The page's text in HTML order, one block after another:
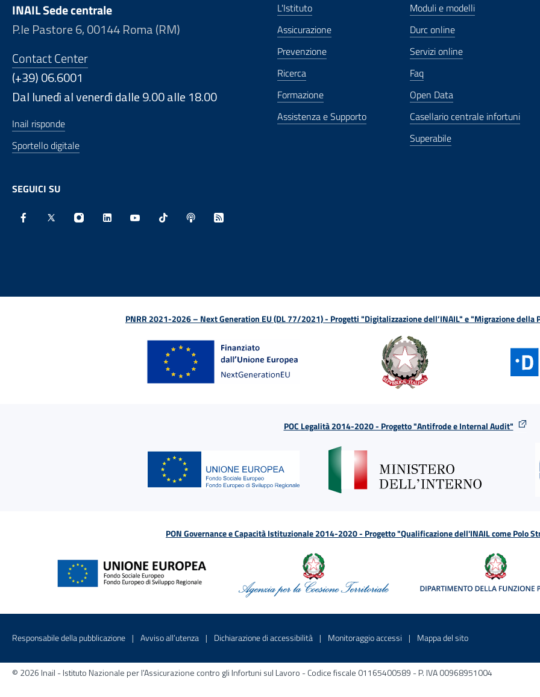
INAIL Sede centrale
P.le Pastore 6, 00144 Roma (RM)
Contact Center
(+39) 06.6001
Dal lunedì al venerdì dalle 9.00 alle 18.00
Inail risponde
Sportello digitale
SEGUICI SU
L'Istituto
Assicurazione
Prevenzione
Ricerca
Formazione
Assistenza e Supporto
Moduli e modelli
Durc online
Servizi online
Faq
Open Data
Casellario centrale infortuni
Superabile
PNRR 2021-2026 – Next Generation EU (DL 77/2021) - Progetti "Digitalizzazione dell’INAIL" e "Migrazione della
POC Legalità 2014-2020 - Progetto "Antifrode e Internal Audit"
PON Governance e Capacità Istituzionale 2014-2020 - Progetto "Qualificazione dell'INAIL come Polo
Menu di servizio
Responsabile della pubblicazione Sito interno - Apre in una nuova finestra
Avviso all’utenza Sito interno - Apre in una nuova finestra
Dichiarazione di accessibilità Sito interno - Apre in una nuova finestra
Monitoraggio accessi Sito interno - Apre in una nuova
Mappa del sitoSito interno - Apre
© 2026 Inail - Istituto Nazionale per l'Assicurazione contro gli Infortuni sul Lavoro - Codice fiscale 01165400589 - P. IVA 00968951004